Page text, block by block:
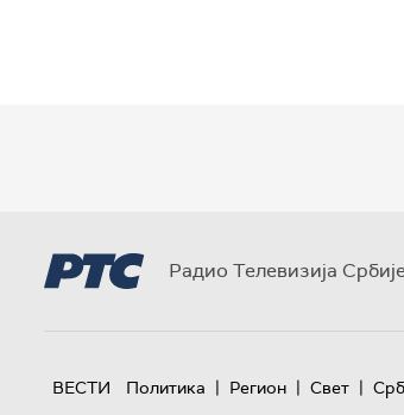
Радио Телевизија
ВЕСТИ Политика | Регион | Свет |